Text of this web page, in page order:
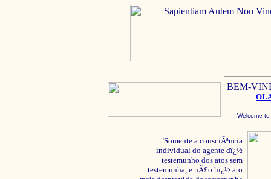
BEM-
Welcome
"Somente a consciÃªncia
individual do agente dï¿½
testemunho dos atos sem
testemunha, e nÃ£o hï¿½ ato